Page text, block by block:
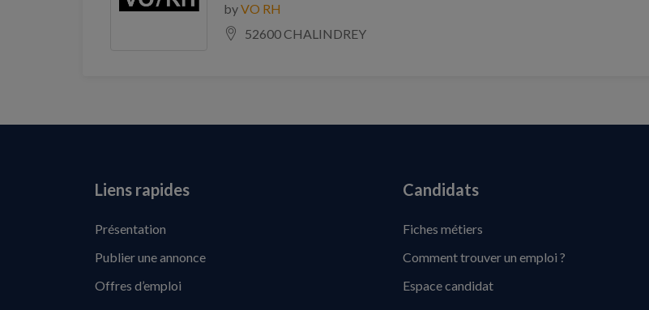
byVO RH
52600 CHALINDREY
Liens rapides
Présentation
Publier une annonce
Offres d’emploi
Candidats
Fiches métiers
Comment trouver un emploi ?
Espace candidat